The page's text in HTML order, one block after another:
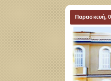
Παρασκευή,